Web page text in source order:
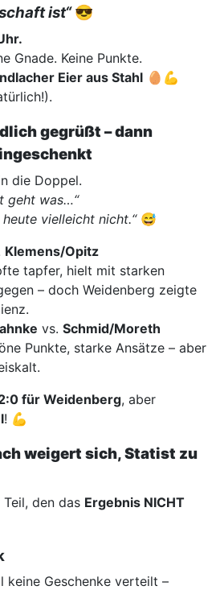
ist“😎
Gnade. Keine Punkte.
Eier aus Stahl 🥚💪
gegrüßt – dann
die Doppel.
geht was…“
heute vielleicht nicht.“😅
Klemens/Opitz
tapfer, hielt mit starken
– doch Weidenberg zeigte
vs. Schmid/Moreth
Punkte, starke Ansätze – aber
für Weidenberg, aber
! 💪
weigert sich, Statist zu
den das Ergebnis NICHT
keine Geschenke verteilt –